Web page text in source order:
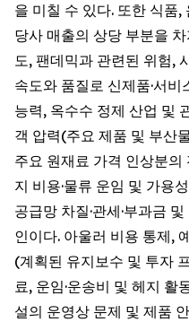
을 미칠 수 있다. 또한 식품
당사 매출의 상당 부분을
도, 팬데믹과 관련된 위험,
속도와 품질로 신제품·서
능력, 옥수수 정제 산업 및
객 압력(주요 제품 및 부산
주요 원재료 가격 인상분의
지 비용·물류 운임 및 가용
공급망 차질·관세·부과금
인이다. 아울러 비용 통제,
(계획된 유지보수 및 투자
료, 운임·운송비 및 헤지 활
설의 운영상 문제 및 제품